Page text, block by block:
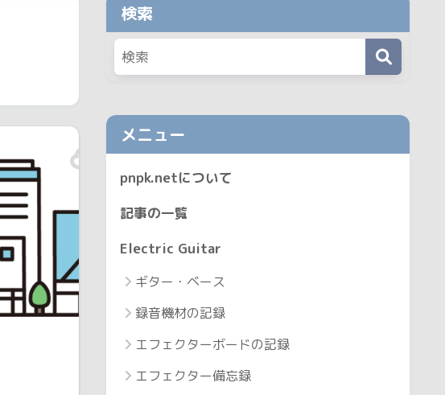
検索
メニュー
pnpk.netについて
記事の一覧
Electric Guitar
ギター・ベース
録音機材の記録
エフェクターボードの記録
エフェクター備忘録